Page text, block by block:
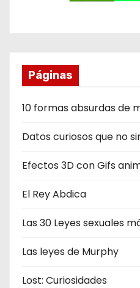
Páginas
10 formas absurdas de
Datos curiosos que no
Efectos 3D con Gifs
El Rey Abdica
Las 30 Leyes sexuales
Las leyes de Murphy
Lost: Curiosidades